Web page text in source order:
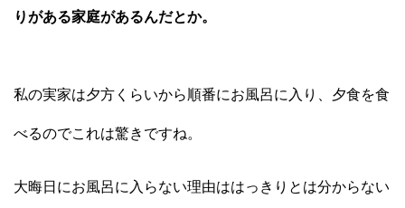
りがある家庭があるんだとか。
私の実家は夕方くらいから順番にお風呂に入り、夕食を食
べるのでこれは驚きですね。
大晦日にお風呂に入らない理由ははっきりとは分からない